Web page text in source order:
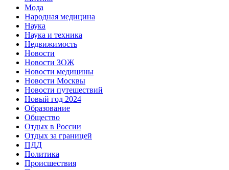
Мода
Народная медицина
Наука
Наука и техника
Недвижимость
Новости
Новости ЗОЖ
Новости медицины
Новости Москвы
Новости путешествий
Новый год 2024
Образование
Общество
Отдых в России
Отдых за границей
ПДД
Политика
Происшествия